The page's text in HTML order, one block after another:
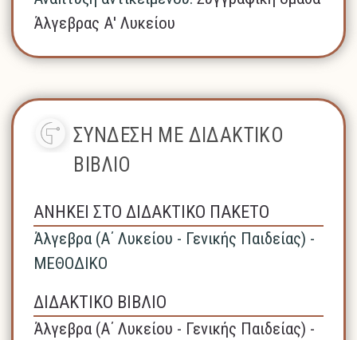
Άλγεβρας Α' Λυκείου
ΣΥΝΔΕΣΗ ΜΕ ΔΙΔΑΚΤΙΚΟ
ΒΙΒΛΙΟ
ΑΝΗΚΕΙ ΣΤΟ ΔΙΔΑΚΤΙΚΟ ΠΑΚΕΤΟ
Άλγεβρα (A΄ Λυκείου - Γενικής Παιδείας) -
ΜΕΘΟΔΙΚΟ
ΔΙΔΑΚΤΙΚΟ ΒΙΒΛΙΟ
Άλγεβρα (A΄ Λυκείου - Γενικής Παιδείας) -